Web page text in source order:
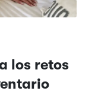
los retos